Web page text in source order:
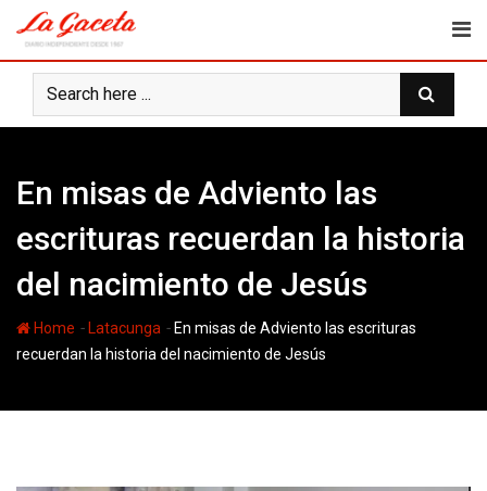
content
En misas de Adviento las
escrituras recuerdan la historia
del nacimiento de Jesús
Home - Latacunga - En misas de Adviento las escrituras
recuerdan la historia del nacimiento de Jesús